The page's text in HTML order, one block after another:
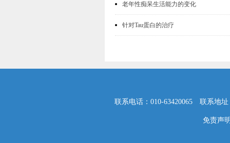
老年性痴呆生活能力的变化
针对Tau蛋白的治疗
联系电话：010-63420065 联系地
免责声